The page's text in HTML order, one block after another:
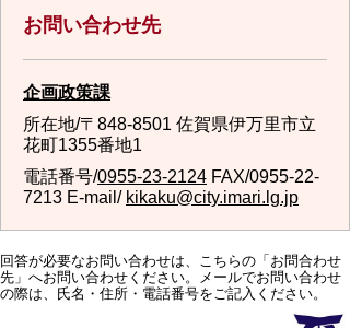
お問い合わせ先
企画政策課
所在地/〒848-8501 佐賀県伊万里市立
花町1355番地1
電話番号/0955-23-2124 FAX/0955-22-
7213 E-mail/ kikaku@city.imari.lg.jp
回答が必要なお問い合わせは、こちらの「お問合わせ
先」へお問い合わせください。メールでお問い合わせ
の際は、氏名・住所・電話番号をご記入ください。